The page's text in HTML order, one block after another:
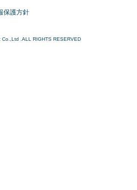
保護方針
.ALL RIGHTS RESERVED